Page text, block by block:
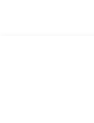
Ürün resmi
Ürün